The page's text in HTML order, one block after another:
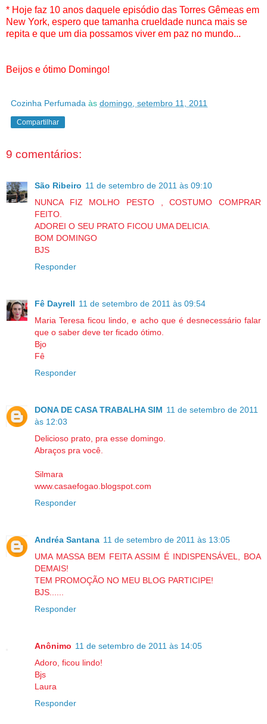
* Hoje faz 10 anos daquele episódio das Torres Gêmeas em
New York, espero que tamanha crueldade nunca mais se
repita e que um dia possamos viver em paz no mundo...
Beijos e ótimo Domingo!
Cozinha Perfumada às domingo, setembro 11, 2011
Compartilhar
9 comentários:
São Ribeiro 11 de setembro de 2011 às 09:10
NUNCA FIZ MOLHO PESTO , COSTUMO COMPRAR
FEITO.
ADOREI O SEU PRATO FICOU UMA DELICIA.
BOM DOMINGO
BJS
Responder
Fê Dayrell 11 de setembro de 2011 às 09:54
Maria Teresa ficou lindo, e acho que é desnecessário falar
que o saber deve ter ficado ótimo.
Bjo
Fê
Responder
DONA DE CASA TRABALHA SIM 11 de setembro de 2011
às 12:03
Delicioso prato, pra esse domingo.
Abraços pra você.
Silmara
www.casaefogao.blogspot.com
Responder
Andréa Santana 11 de setembro de 2011 às 13:05
UMA MASSA BEM FEITA ASSIM É INDISPENSÁVEL, BOA
DEMAIS!
TEM PROMOÇÃO NO MEU BLOG PARTICIPE!
BJS......
Responder
Anônimo 11 de setembro de 2011 às 14:05
Adoro, ficou lindo!
Bjs
Laura
Responder